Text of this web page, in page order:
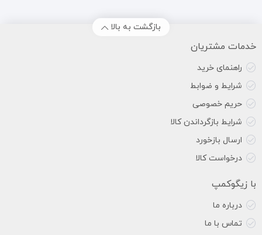
بازگشت به بالا
خدمات مشتریان
راهنمای خرید
شرایط و ضوابط
حریم خصوصی
شرایط بازگرداندن کالا
ارسال بازخورد
درخواست کالا
با زیگوکمپ
درباره ما
تماس با ما